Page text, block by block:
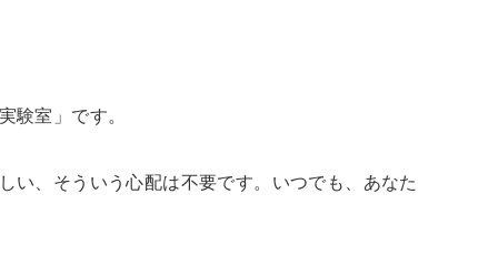
験室」です。
、そういう心配は不要です。いつでも、あなた